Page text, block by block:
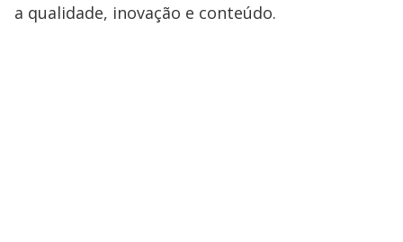
a qualidade, inovação e conteúdo.